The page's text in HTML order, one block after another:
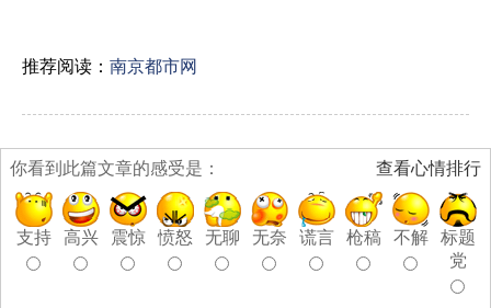
推荐阅读： 南京都市网
查看心情排行
你看到此篇文章的感受是：
支持 高兴 震惊 愤怒 无聊 无奈 谎言 枪稿 不解
标题
党